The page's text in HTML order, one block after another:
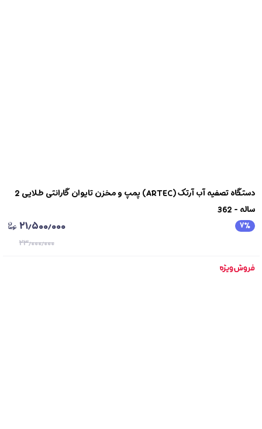
دستگاه تصفیه آب آرتک (ARTEC) پمپ و مخزن تایوان گارانتی طلایی 2
ساله - 362
۷٪ ۲۱٫۵۰۰٫۰۰۰
۲۳٫۰۰۰٫۰۰۰